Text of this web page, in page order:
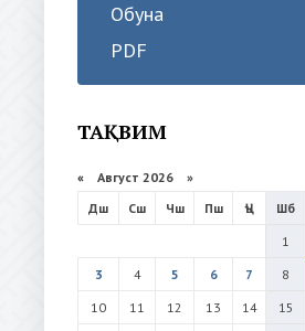
Обуна
PDF
ТАҚВИМ
« Август 2026 »
Дш
Сш Чш Пш Ҷъ Шб
1
3
4 5 6 7 8
10
11 12 13 14 15